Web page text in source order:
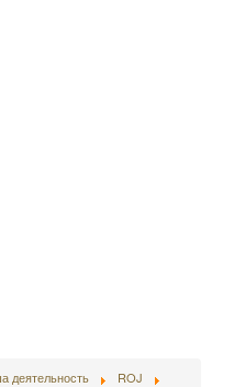
деятельность
ROJ